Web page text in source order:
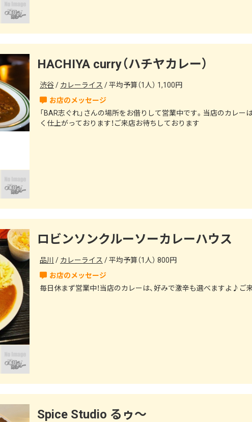
HACHIYA curry（ハチヤカレー）
渋谷 カレーライス 平均予算（1人） 1,100円
「BAR志ぐれ」さんの場所をお借りして営業中です。当店のカレー
く仕上がっております！ご来店お待ちしております
ロビンソンクルーソーカレーハウス
品川 カレーライス 平均予算（1人） 800円
毎日休まず営業中！当店のカレーは、好みで激辛も選べますよ♪ご
Spice Studio るゥ～